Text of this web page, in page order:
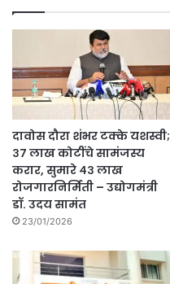
दावोस दौरा शंभर टक्के यशस्वी;
३७ लाख कोटींचे सामंजस्य
करार, सुमारे ४३ लाख
रोजगारनिर्मिती – उद्योगमंत्री
डॉ. उदय सामंत
23/01/2026